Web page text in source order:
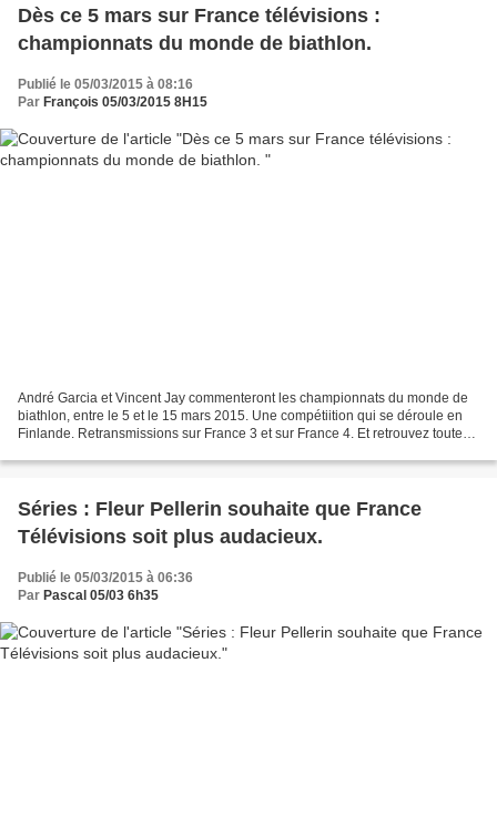
Dès ce 5 mars sur France télévisions :
championnats du monde de biathlon.
Publié le 05/03/2015 à 08:16
Par François 05/03/2015 8H15
André Garcia et Vincent Jay commenteront les championnats du monde de
biathlon, entre le 5 et le 15 mars 2015. Une compétiition qui se déroule en
Finlande. Retransmissions sur France 3 et sur France 4. Et retrouvez toutes
Séries : Fleur Pellerin souhaite que France
Télévisions soit plus audacieux.
Publié le 05/03/2015 à 06:36
Par Pascal 05/03 6h35